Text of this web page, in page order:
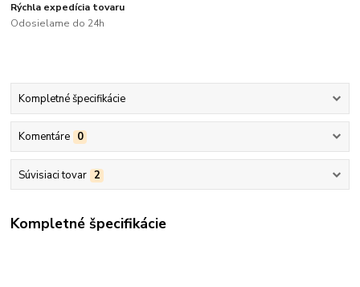
Rýchla expedícia tovaru
Odosielame do 24h
Kompletné špecifikácie
Komentáre 0
Súvisiaci tovar 2
Kompletné špecifikácie